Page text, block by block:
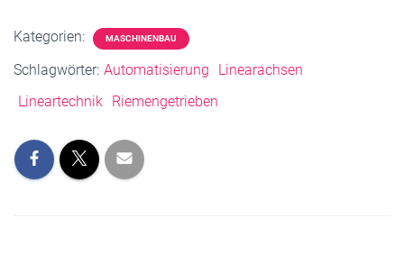
Kategorien: MASCHINENBAU
Schlagwörter: Automatisierung
Linearachsen
Lineartechnik
Riemengetrieben